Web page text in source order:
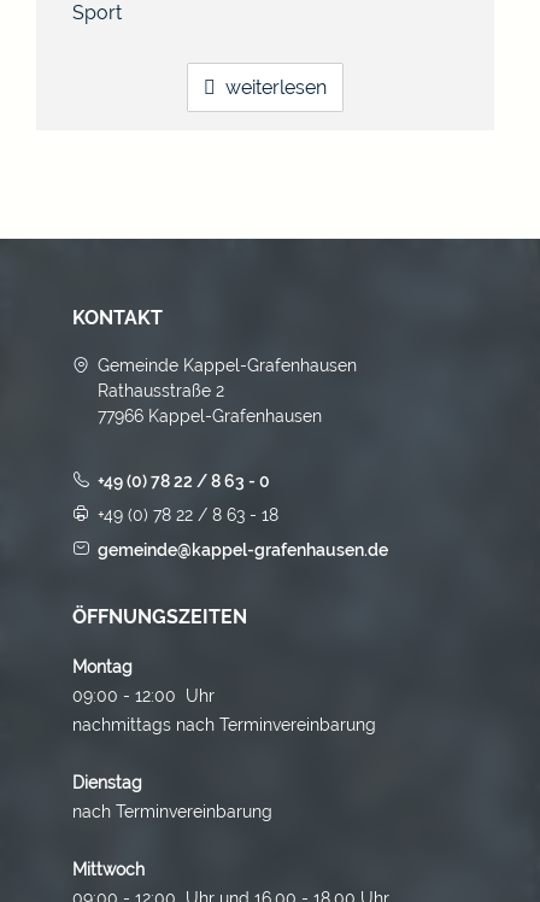
Sport
weiterlesen
KONTAKT
Gemeinde Kappel-Grafenhausen
Rathausstraße 2
77966 Kappel-Grafenhausen
+49 (0) 78 22 / 8 63 - 0
+49 (0) 78 22 / 8 63 - 18
gemeinde@kappel-grafenhausen.de
ÖFFNUNGSZEITEN
Montag
09:00 - 12:00 Uhr
nachmittags nach Terminvereinbarung
Dienstag
nach Terminvereinbarung
Mittwoch